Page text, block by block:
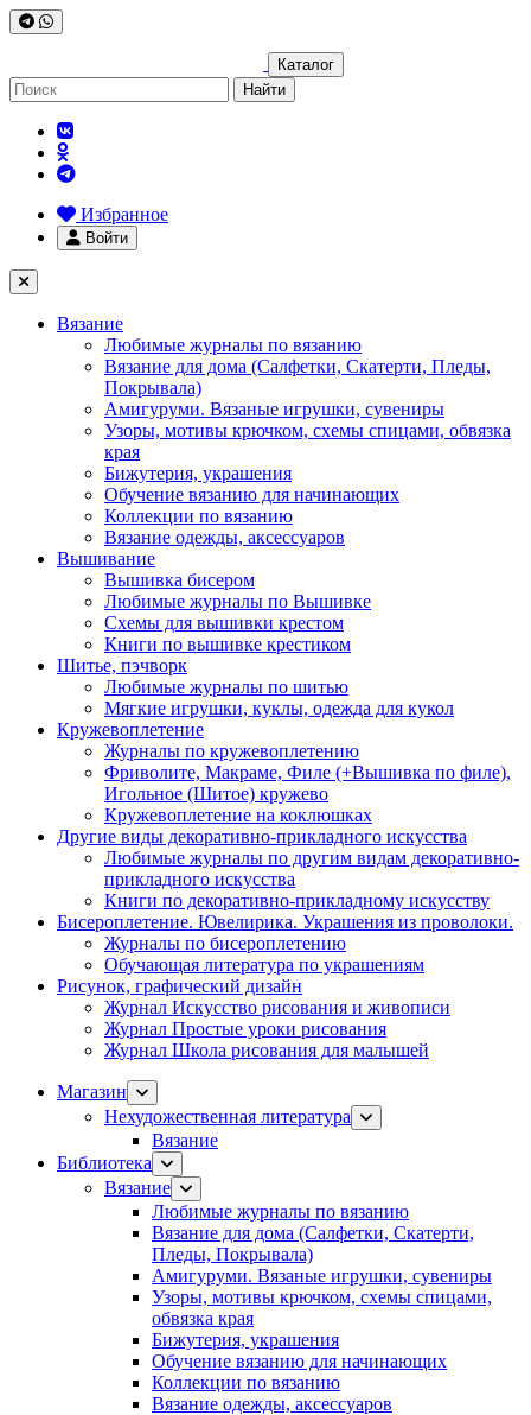
Каталог
Найти
Избранное
Войти
Вязание
Любимые журналы по вязанию
Вязание для дома (Салфетки, Скатерти, Пледы,
Покрывала)
Амигуруми. Вязаные игрушки, сувениры
Узоры, мотивы крючком, схемы спицами, обвязка
края
Бижутерия, украшения
Обучение вязанию для начинающих
Коллекции по вязанию
Вязание одежды, аксессуаров
Вышивание
Вышивка бисером
Любимые журналы по Вышивке
Схемы для вышивки крестом
Книги по вышивке крестиком
Шитье, пэчворк
Любимые журналы по шитью
Мягкие игрушки, куклы, одежда для кукол
Кружевоплетение
Журналы по кружевоплетению
Фриволите, Макраме, Филе (+Вышивка по филе),
Игольное (Шитое) кружево
Кружевоплетение на коклюшках
Другие виды декоративно-прикладного искусства
Любимые журналы по другим видам декоративно-
прикладного искусства
Книги по декоративно-прикладному искусству
Бисероплетение. Ювелирика. Украшения из проволоки.
Журналы по бисероплетению
Обучающая литература по украшениям
Рисунок, графический дизайн
Журнал Искусство рисования и живописи
Журнал Простые уроки рисования
Журнал Школа рисования для малышей
Магазин
Нехудожественная литература
Вязание
Библиотека
Вязание
Любимые журналы по вязанию
Вязание для дома (Салфетки, Скатерти,
Пледы, Покрывала)
Амигуруми. Вязаные игрушки, сувениры
Узоры, мотивы крючком, схемы спицами,
обвязка края
Бижутерия, украшения
Обучение вязанию для начинающих
Коллекции по вязанию
Вязание одежды, аксессуаров